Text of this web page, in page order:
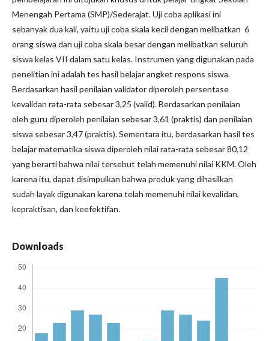
Menengah Pertama (SMP)/Sederajat. Uji coba aplikasi ini
sebanyak dua kali, yaitu uji coba skala kecil dengan melibatkan 6
orang siswa dan uji coba skala besar dengan melibatkan seluruh
siswa kelas VII dalam satu kelas. Instrumen yang digunakan pada
penelitian ini adalah tes hasil belajar angket respons siswa.
Berdasarkan hasil penilaian validator diperoleh persentase
kevalidan rata-rata sebesar 3,25 (valid). Berdasarkan penilaian
oleh guru diperoleh penilaian sebesar 3,61 (praktis) dan penilaian
siswa sebesar 3,47 (praktis). Sementara itu, berdasarkan hasil tes
belajar matematika siswa diperoleh nilai rata-rata sebesar 80,12
yang berarti bahwa nilai tersebut telah memenuhi nilai KKM. Oleh
karena itu, dapat disimpulkan bahwa produk yang dihasilkan
sudah layak digunakan karena telah memenuhi nilai kevalidan,
kepraktisan, dan keefektifan.
Downloads